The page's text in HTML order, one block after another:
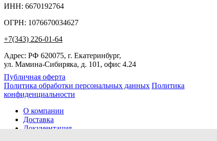
ИНН: 6670192764
ОГРН: 1076670034627
+7(343) 226-01-64
Адрес: РФ 620075, г. Екатеринбург,
ул. Мамина-Сибиряка, д. 101, офис 4.24
Публичная оферта
Политика обработки персональных данных Политика
конфиденциальности
О компании
Доставка
Документация